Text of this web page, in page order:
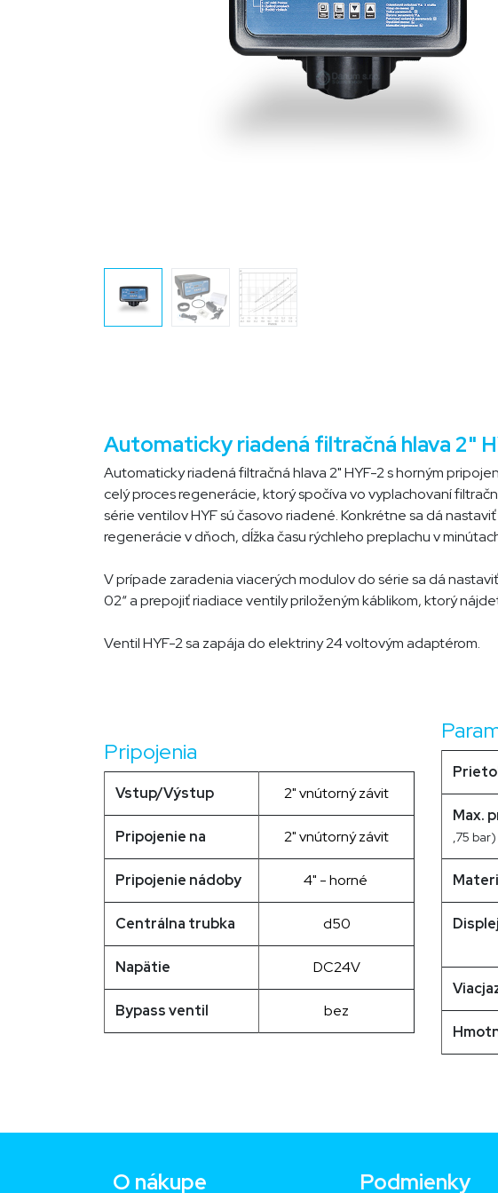
Automaticky riadená filtračná hlava 2"
Automaticky riadená filtračná hlava 2" HYF-2 s horným
celý proces regenerácie, ktorý spočíva vo vyplachovaní
série ventilov HYF sú časovo riadené. Konkrétne sa dá
regenerácie v dňoch, dĺžka času rýchleho preplachu v
V prípade zaradenia viacerých modulov do série sa dá
02“ a prepojiť riadiace ventily priloženým káblikom, ktorý
Ventil HYF-2 sa zapája do elektriny 24 voltovým adaptérom.
Pripojenia
Vstup/Výstup 2" vnútornýzávit
Pripojenie na 2" vnútornýzávit
Pripojenie nádoby 4" - horné
Centrálna trubka d50
Napätie DC24V
Bypass ventil bez
Max.
,75 bar)
Displej
O nákupe Podmienky